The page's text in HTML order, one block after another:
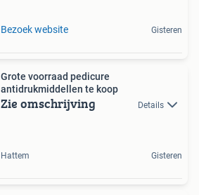
Bezoek website Gisteren
Grote voorraad pedicure
antidrukmiddellen te koop
Zie omschrijving Details
Hattem Gisteren